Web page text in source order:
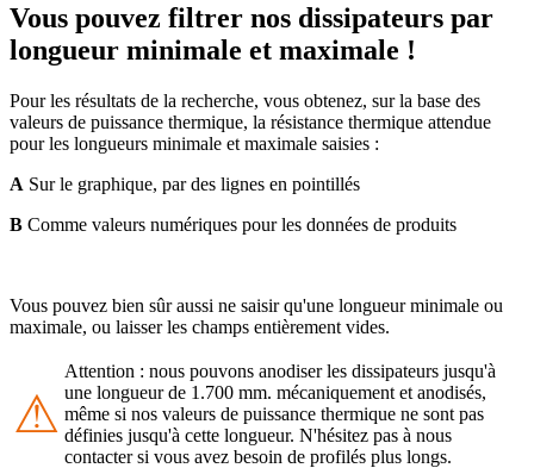
Vous pouvez filtrer nos dissipateurs par
longueur minimale et maximale !
Pour les résultats de la recherche, vous obtenez, sur la base des
valeurs de puissance thermique, la résistance thermique attendue
pour les longueurs minimale et maximale saisies :
A Sur le graphique, par des lignes en pointillés
B Comme valeurs numériques pour les données de produits
Vous pouvez bien sûr aussi ne saisir qu'une longueur minimale ou
maximale, ou laisser les champs entièrement vides.
⚠
Attention : nous pouvons anodiser les dissipateurs jusqu'à
une longueur de 1.700 mm. mécaniquement et anodisés,
même si nos valeurs de puissance thermique ne sont pas
définies jusqu'à cette longueur. N'hésitez pas à nous
contacter si vous avez besoin de profilés plus longs.